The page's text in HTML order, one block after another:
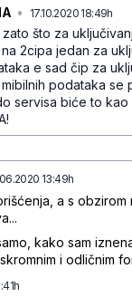
• 17.10.2020 18:49h
što za
2cipa jedan za
e sad čip za
podataka se
servisa biće to
13:49h
a s
kako sam
i odličnim